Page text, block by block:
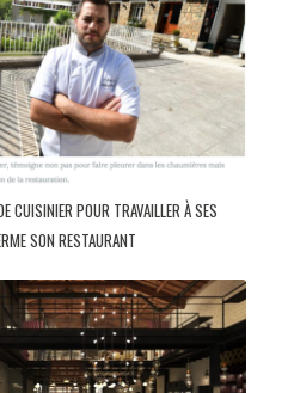
CUISINIER POUR TRAVAILLER À SES
SON RESTAURANT